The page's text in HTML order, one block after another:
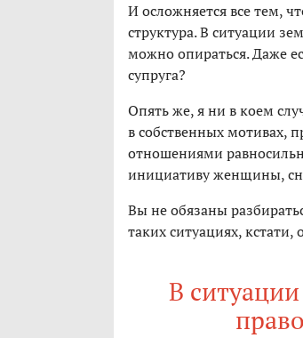
И осложняется все тем,
структура. В ситуации
можно опираться. Даже
супруга?
Опять же, я ни в коем
в собственных мотивах,
отношениями
инициативу женщины,
Вы не обязаны
таких ситуациях,
В